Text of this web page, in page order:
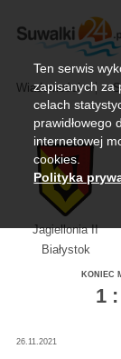
Wiadomości
Jagiellonia II
Białystok
KONIEC
1
26.11.2021
Ten serwis
zapisanych za
celach
prawidłowego
internetowej
cookies.
Polityka